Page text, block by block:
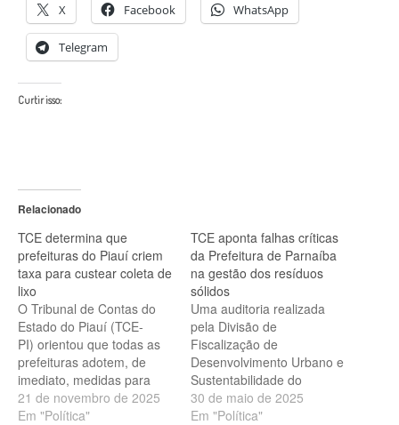
X Facebook WhatsApp
Telegram
Curtir isso:
Relacionado
TCE determina que
prefeituras do Piauí criem
taxa para custear coleta de
lixo
O Tribunal de Contas do
Estado do Piauí (TCE-
PI) orientou que todas as
prefeituras adotem, de
imediato, medidas para
instituir legislação própria e
iniciar a cobrança da taxa
21 de novembro de 2025
Em "Política"
TCE aponta falhas críticas
da Prefeitura de Parnaíba
na gestão dos resíduos
sólidos
Uma auditoria realizada
pela Divisão de
Fiscalização de
Desenvolvimento Urbano e
Sustentabilidade do
Tribunal de Contas do
Estado (TCE-PI) constatou
30 de maio de 2025
Em "Política"